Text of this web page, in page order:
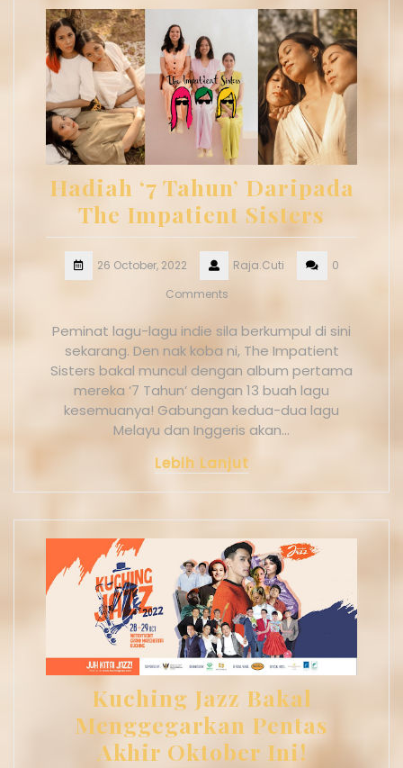
Hadiah ‘7 Tahun’ Daripada
The Impatient Sisters
26 October, 2022 Raja.Cuti
0
Comments
Peminat lagu-lagu indie sila berkumpul di sini
sekarang. Den nak koba ni, The Impatient
Sisters bakal muncul dengan album pertama
mereka ‘7 Tahun’ dengan 13 buah lagu
kesemuanya! Gabungan kedua-dua lagu
Melayu dan Inggeris akan…
Lebih Lanjut
Kuching Jazz Bakal
Menggegarkan Pentas
Akhir Oktober Ini!